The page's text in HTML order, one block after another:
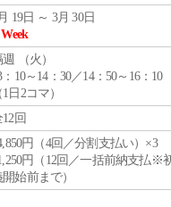
19日 ～ 3月 30日
週 （火 ）
：10～14：30／14：50～16：10
1日2コマ）
回
円（4回／分割支払い）×3
円（12回／一括前納支払※
始前まで）